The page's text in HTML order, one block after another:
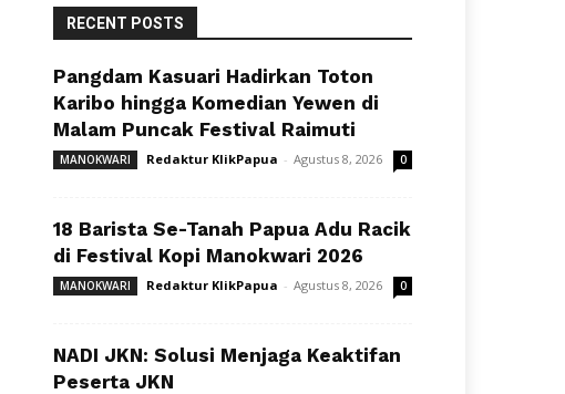
RECENT POSTS
Pangdam Kasuari Hadirkan Toton
Karibo hingga Komedian Yewen di
Malam Puncak Festival Raimuti
MANOKWARI Redaktur KlikPapua - Agustus 8, 2026 0
18 Barista Se-Tanah Papua Adu Racik
di Festival Kopi Manokwari 2026
MANOKWARI Redaktur KlikPapua - Agustus 8, 2026 0
NADI JKN: Solusi Menjaga Keaktifan
Peserta JKN